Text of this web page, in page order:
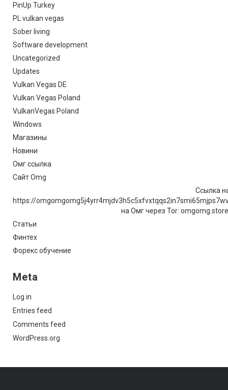
PinUp Turkey
PL vulkan vegas
Sober living
Software development
Uncategorized
Updates
Vulkan Vegas DE
Vulkan Vegas Poland
VulkanVegas Poland
Windows
Магазины
Новини
Омг ссылка
Сайт Omg
Ссылка
https://
на Омг через Tor:
Статьи
Финтех
Форекс обучение
Meta
Log in
Entries feed
Comments feed
WordPress.org